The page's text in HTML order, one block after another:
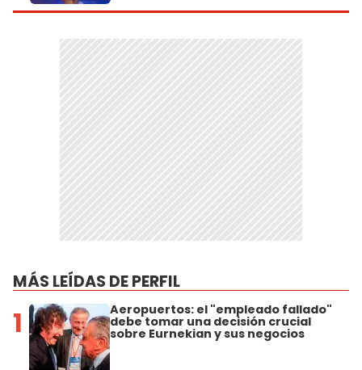
MÁS LEÍDAS DE PERFIL
1 Aeropuertos: el "empleado fallado"
debe tomar una decisión crucial
sobre Eurnekian y sus negocios